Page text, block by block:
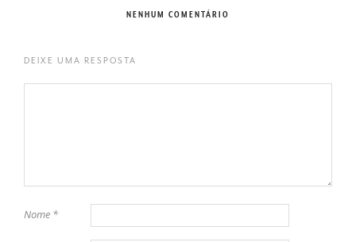
NENHUM COMENTÁRIO
DEIXE UMA RESPOSTA
Nome *